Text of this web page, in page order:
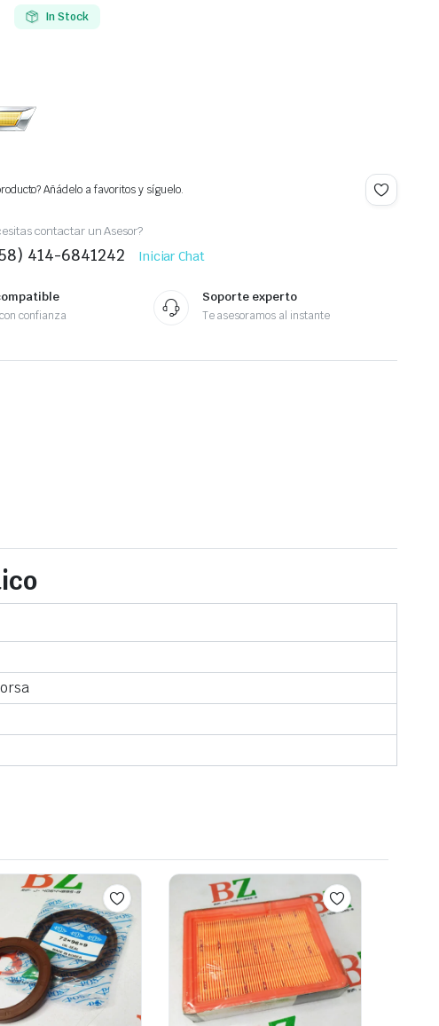
In Stock
Añádelo a favoritos y síguelo.
contactar un Asesor?
414-6841242 Iniciar Chat
confianza
Soporte experto
Te asesoramos al instante